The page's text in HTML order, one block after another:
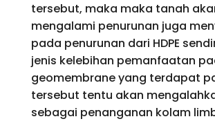
tersebut, maka maka tanah
mengalami penurunan juga
pada penurunan dari HDPE
jenis kelebihan pemanfaatan
geomembrane yang terdapat
tersebut tentu akan
sebagai penanganan kolam